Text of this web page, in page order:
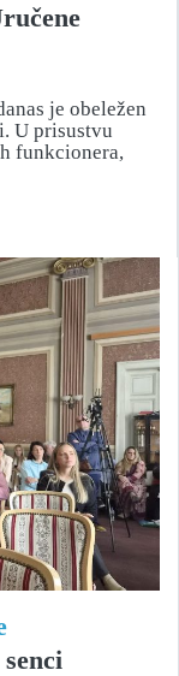
je obeležen
U prisustvu
funkcionera,